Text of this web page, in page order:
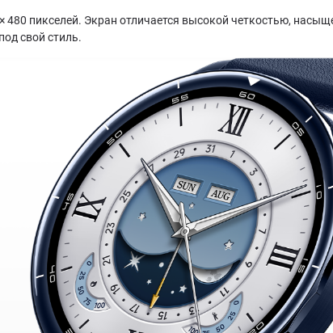
пикселей. Экран отличается высокой четкостью,
свой стиль.